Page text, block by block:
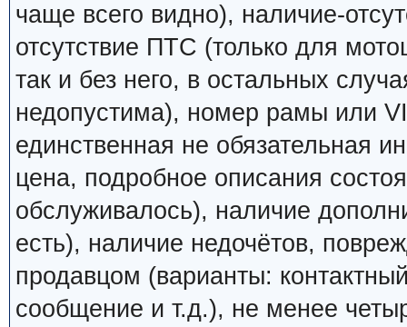
чаще всего видно), наличие-
отсутствие ПТС (только для
так и без него, в остальных
недопустима), номер рамы или
единственная не обязательная
цена, подробное описания
обслуживалось), наличие
есть), наличие недочётов,
продавцом (варианты:
сообщение и т.д.), не менее